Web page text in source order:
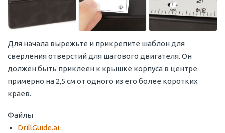
Для начала вырежьте и прикрепите шаблон для
сверления отверстий для шагового двигателя. Он
должен быть приклеен к крышке корпуса в центре
примерно на 2,5 см от одного из его более коротких
краев.
Файлы
DrillGuide.ai